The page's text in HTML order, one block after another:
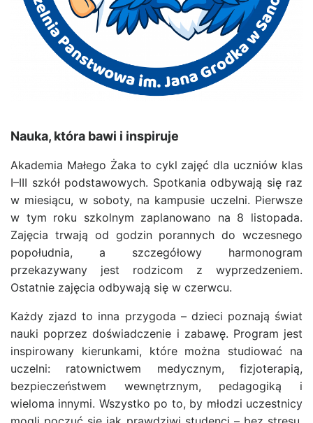
Nauka, która bawi i inspiruje
Akademia Małego Żaka to cykl zajęć dla uczniów klas
I–III szkół podstawowych. Spotkania odbywają się raz
w miesiącu, w soboty, na kampusie uczelni. Pierwsze
w tym roku szkolnym zaplanowano na 8 listopada.
Zajęcia trwają od godzin porannych do wczesnego
popołudnia, a szczegółowy harmonogram
przekazywany jest rodzicom z wyprzedzeniem.
Ostatnie zajęcia odbywają się w czerwcu.
Każdy zjazd to inna przygoda – dzieci poznają świat
nauki poprzez doświadczenie i zabawę. Program jest
inspirowany kierunkami, które można studiować na
uczelni: ratownictwem medycznym, fizjoterapią,
bezpieczeństwem wewnętrznym, pedagogiką i
wieloma innymi. Wszystko po to, by młodzi uczestnicy